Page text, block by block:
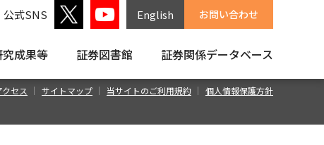
公式SNS English お問い合わせ
成果等 証券図書館 証券関係データベース
クセス サイトマップ 当サイトのご利用規約 個人情報保護方針